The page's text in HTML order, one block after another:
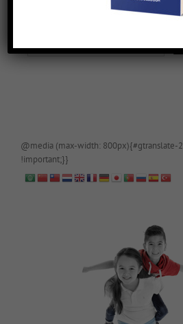
@media (max-width:
!important;}}